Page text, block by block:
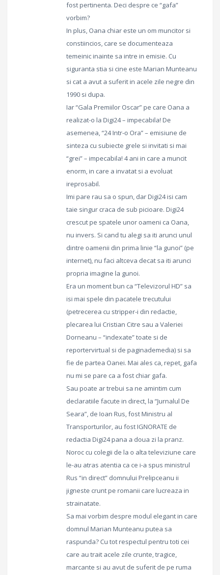
fost pertinenta. Deci despre ce “gafa”
vorbim?
In plus, Oana chiar este un om muncitor si
constiincios, care se documenteaza
temeinic inainte sa intre in emisie. Cu
siguranta stia si cine este Marian Munteanu
si cat a avut a suferit in acele zile negre din
1990 si dupa.
Iar “Gala Premiilor Oscar” pe care Oana a
realizat-o la Digi24 – impecabila! De
asemenea, “24 Intr-o Ora” – emisiune de
sinteza cu subiecte grele si invitati si mai
“grei” – impecabila! 4 ani in care a muncit
enorm, in care a invatat si a evoluat
ireprosabil.
Imi pare rau sa o spun, dar Digi24 isi cam
taie singur craca de sub picioare. Digi24
crescut pe spatele unor oameni ca Oana,
nu invers. Si cand tu alegi sa iti arunci unul
dintre oamenii din prima linie “la gunoi” (pe
internet), nu faci altceva decat sa iti arunci
propria imagine la gunoi.
Era un moment bun ca “Televizorul HD” sa
isi mai spele din pacatele trecutului
(petrecerea cu stripper-i din redactie,
plecarea lui Cristian Citre sau a Valeriei
Dorneanu – “indexate” toate si de
reportervirtual si de paginademedia) si sa
fie de partea Oanei. Mai ales ca, repet, gafa
nu mi se pare ca a fost chiar gafa.
Sau poate ar trebui sa ne amintim cum
declaratiile facute in direct, la “Jurnalul De
Seara”, de Ioan Rus, fost Ministru al
Transporturilor, au fost IGNORATE de
redactia Digi24 pana a doua zi la pranz.
Noroc cu colegii de la o alta televiziune care
le-au atras atentia ca ce i-a spus ministrul
Rus “in direct” domnului Prelipceanu ii
jigneste crunt pe romanii care lucreaza in
strainatate.
Sa mai vorbim despre modul elegant in care
domnul Marian Munteanu putea sa
raspunda? Cu tot respectul pentru toti cei
care au trait acele zile crunte, tragice,
marcante si au avut de suferit de pe ruma